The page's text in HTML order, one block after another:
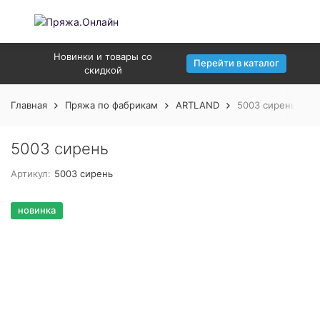
Новинки и товары со
скидкой
Перейти в каталог
Главная Пряжа по фабрикам ARTLAND 5003 сирень
5003 сирень
Артикул: 5003 сирень
новинка